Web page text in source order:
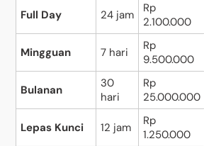
Full Day 24 jam
Rp
2.100.000
Mingguan 7 hari
Rp
9.500.000
Bulanan
30
hari
Rp
25.000.000
Lepas Kunci 12 jam
Rp
1.250.000